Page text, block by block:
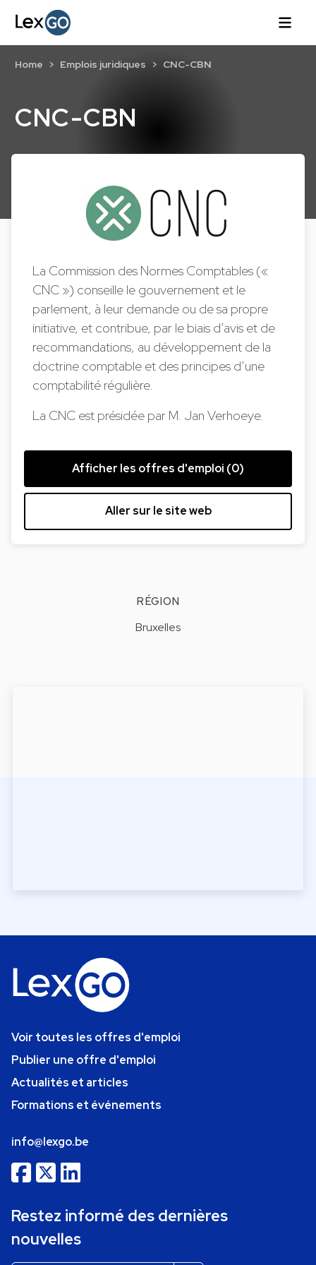
CNC-CBN
Home Emplois juridiques CNC-CBN
La Commission des Normes Comptables («
CNC ») conseille le gouvernement et le
parlement, à leur demande ou de sa propre
initiative, et contribue, par le biais d’avis et de
recommandations, au développement de la
doctrine comptable et des principes d’une
comptabilité régulière.
La CNC est présidée par M. Jan Verhoeye.
Afficher les offres d'emploi (0)
Aller sur le site web
RÉGION
Bruxelles
Voir toutes les offres d'emploi
Publier une offre d'emploi
Actualités et articles
Formations et événements
info@lexgo.be
Restez informé des dernières
nouvelles